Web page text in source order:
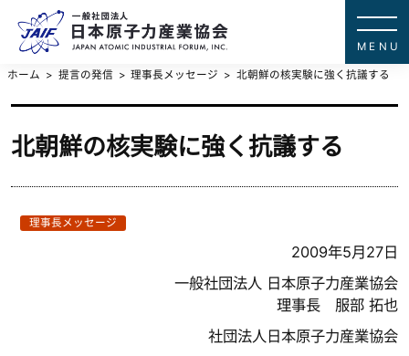
ホーム 提言の発信 理事長メッセージ 北朝鮮の核実験に強く抗議する
北朝鮮の核実験に強く抗議する
理事長メッセージ
2009年5月27日
一般社団法人 日本原子力産業協会
理事長 服部 拓也
社団法人日本原子力産業協会